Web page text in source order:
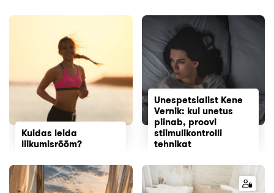
Kuidas leida
liikumisrõõm?
Unespetsialist Kene
Vernik: kui unetus
piinab, proovi
stiimulikontrolli
tehnikat